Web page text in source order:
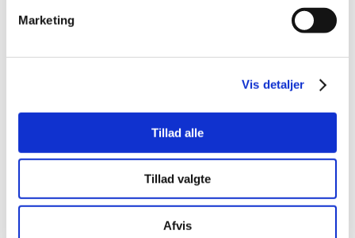
Marketing
Vis detaljer
Tillad alle
Tillad valgte
Afvis